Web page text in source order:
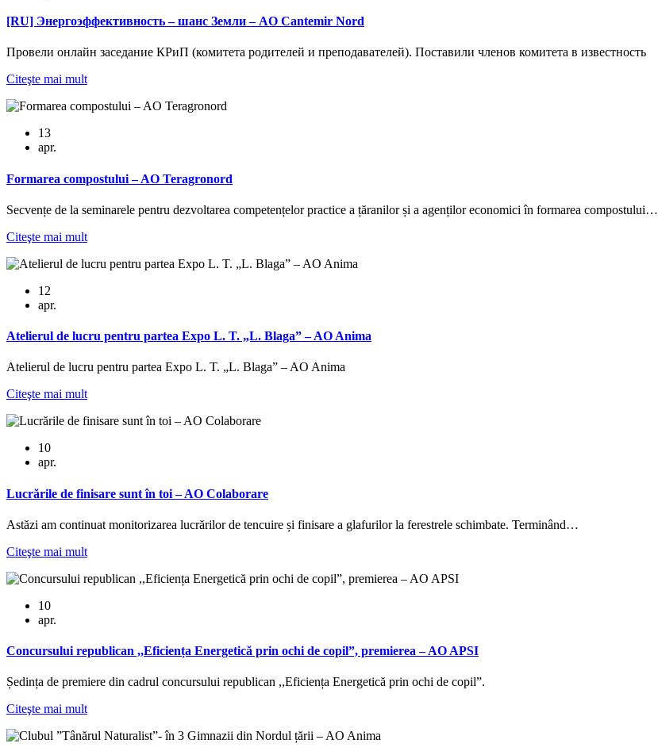
[RU] Энергоэффективность – шанс Земли – AO Cantemir Nord
Провели онлайн заседание КРиП (комитета родителей и преподавателей). Поставили членов комитета в известность
Citeşte mai mult
13
apr.
Formarea compostului – AO Teragronord
Secvențe de la seminarele pentru dezvoltarea competențelor practice a țăranilor și a agenților economici în formarea compostului…
Citeşte mai mult
12
apr.
Atelierul de lucru pentru partea Expo L. T. „L. Blaga” – AO Anima
Atelierul de lucru pentru partea Expo L. T. „L. Blaga” – AO Anima
Citeşte mai mult
10
apr.
Lucrările de finisare sunt în toi – AO Colaborare
Astăzi am continuat monitorizarea lucrărilor de tencuire și finisare a glafurilor la ferestrele schimbate. Terminând…
Citeşte mai mult
10
apr.
Concursului republican ,,Eficiența Energetică prin ochi de copil”, premierea – AO APSI
Ședința de premiere din cadrul concursului republican ,,Eficiența Energetică prin ochi de copil”.
Citeşte mai mult